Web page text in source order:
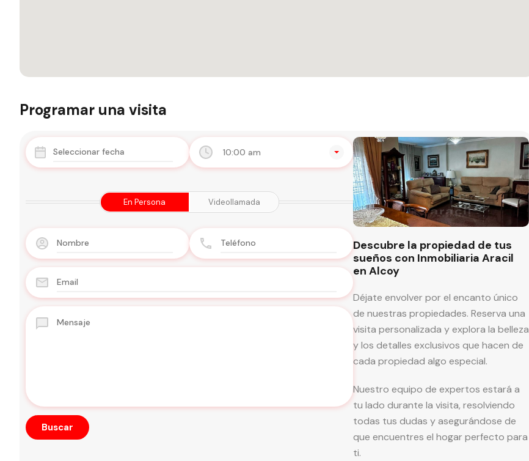
Programar una visita
10:00 am
En Persona Videollamada
Descubre la propiedad de tus
sueños con Inmobiliaria Aracil
en Alcoy
Déjate envolver por el encanto único
de nuestras propiedades. Reserva una
visita personalizada y explora la belleza
y los detalles exclusivos que hacen de
cada propiedad algo especial.
Nuestro equipo de expertos estará a
tu lado durante la visita, resolviendo
todas tus dudas y asegurándose de
que encuentres el hogar perfecto para
ti.